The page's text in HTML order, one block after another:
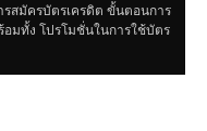
สมัครบัตรเครดิต ขั้นตอนการ
มทั้ง โปรโมชั่นในการใช้บัตร